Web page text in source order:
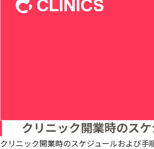
クリニック開業時のス
クリニック開業時のスケジュールおよび手